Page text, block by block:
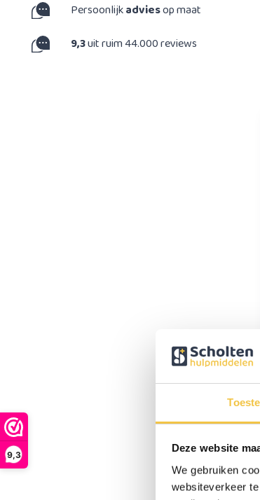
Deze website
We gebruiken
websiteverkeer
9,3
Persoonlijkadviesop maat
9,3uit ruim 44.000 reviews